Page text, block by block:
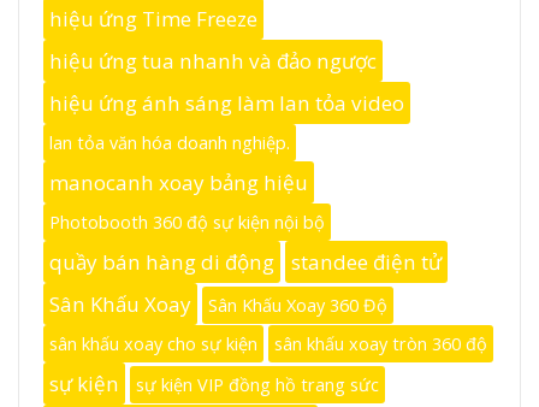
hiệu ứng Time Freeze
hiệu ứng tua nhanh và đảo ngược
hiệu ứng ánh sáng làm lan tỏa video
lan tỏa văn hóa doanh nghiệp.
manocanh xoay bảng hiệu
Photobooth 360 độ sự kiện nội bộ
quầy bán hàng di động
standee điện tử
Sân Khấu Xoay
Sân Khấu Xoay 360 Độ
sân khấu xoay cho sự kiện
sân khấu xoay tròn 360 độ
sự kiện
sự kiện VIP đồng hồ trang sức